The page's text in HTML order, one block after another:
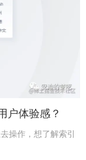
户体验感？
操作，想了解索引